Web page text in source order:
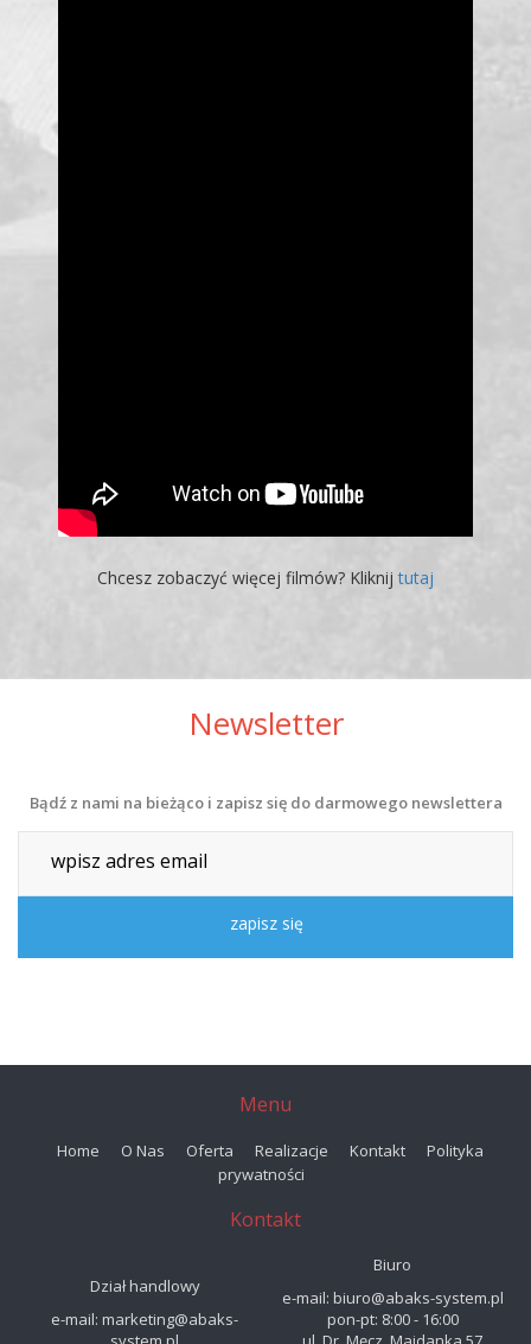
Chcesz zobaczyć więcej filmów? Kliknijtutaj
Newsletter
Bądź z nami na bieżąco i zapisz się do darmowego newslettera
Menu
Home O Nas Oferta Realizacje Kontakt
Polityka
prywatności
Kontakt
Dział handlowy
e-mail: marketing@abaks-
Biuro
e-mail: biuro@abaks-system.pl
pon-pt: 8:00 - 16:00